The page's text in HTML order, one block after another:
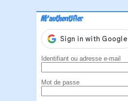
M'authentifier
Identifiant ou adresse e-mail
Mot de passe